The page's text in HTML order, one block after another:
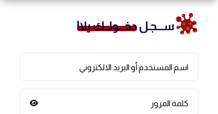
ســـجـلدخـــولــك يلا!
اسم المستخدم أو البريد الالكتروني
كلمة المرور